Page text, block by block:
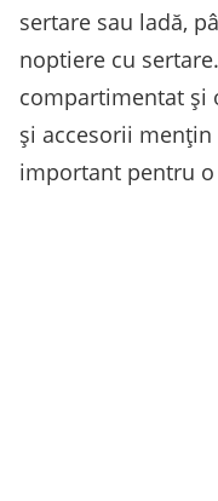
sertare sau ladă,
noptiere cu
compartimentat și
și accesorii
important pentru